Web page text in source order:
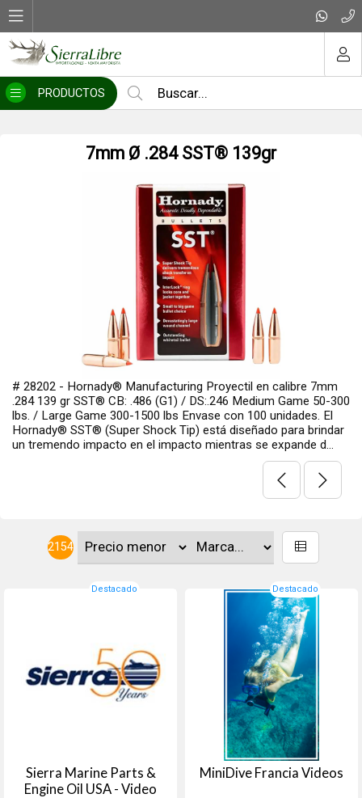
PRODUCTOS
300
El
d...
12/70 Posta 00 B
# 86274 - Hornady® Manufacturing Cartucho con
cal. 12/70 Cajita con 10 unidades. mod. American
8 postas Medium Game 50-300 lbs.
2154
Destacado
Sierra Marine Parts &
Engine Oil USA - Video
Destacado
MiniDive Francia Videos